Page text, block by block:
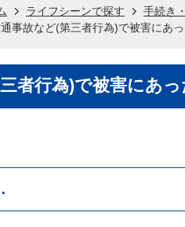
ライフシーンで探す 手続き
事故など(第三者行為)で被害にあ
者行為)で被害にあ